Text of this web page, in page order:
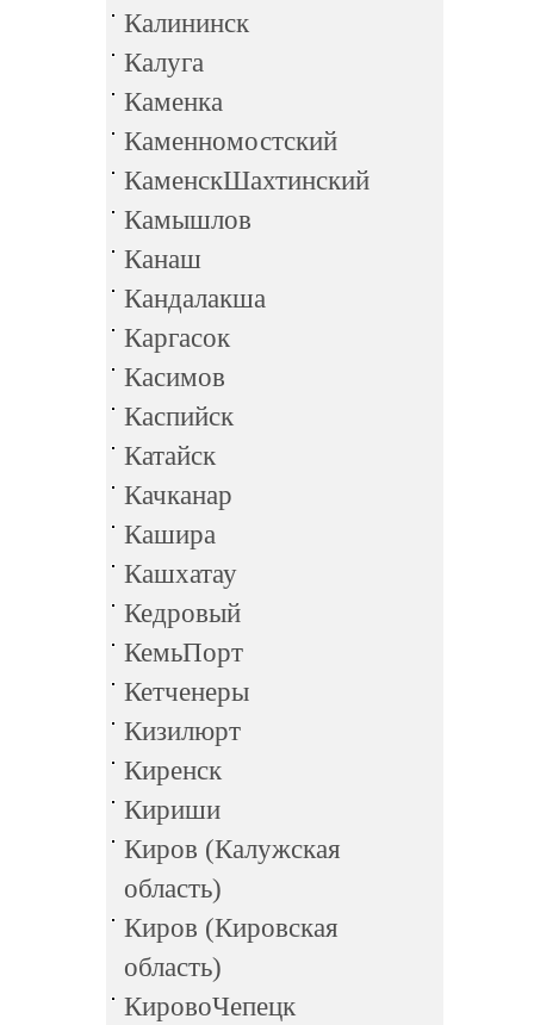
Калининск
Калуга
Каменка
Каменномостский
КаменскШахтинский
Камышлов
Канаш
Кандалакша
Каргасок
Касимов
Каспийск
Катайск
Качканар
Кашира
Кашхатау
Кедровый
КемьПорт
Кетченеры
Кизилюрт
Киренск
Кириши
Киров (Калужская
область)
Киров (Кировская
область)
КировоЧепецк